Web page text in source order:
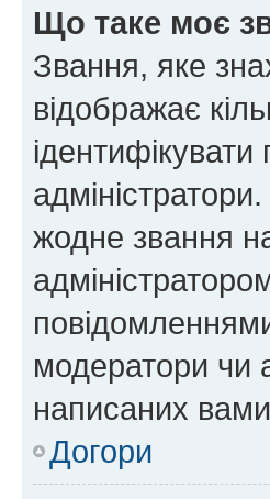
Що таке моє
Звання, яке
відображає
жодне звання
модератори чи
написаних
Догори